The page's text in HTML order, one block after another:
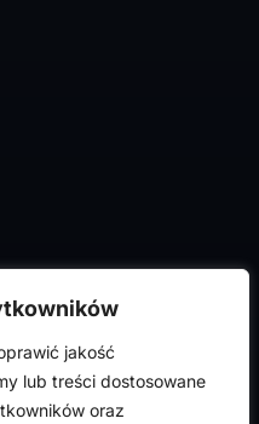
jakość
lub treści dostosowane
oraz